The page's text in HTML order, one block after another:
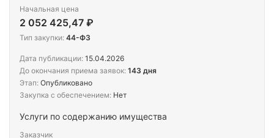
Услуги по содержанию имущества
Заказчик
Начальная цена
2 052 425,47 ₽
Тип закупки: 44-ФЗ
Дата публикации: 15.04.2026
До окончания приема заявок: 143 дня
Этап: Опубликовано
Закупка с обеспечением: Нет